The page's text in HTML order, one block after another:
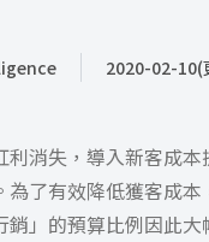
2020-02-10(
利消失，導入新客成
為了有效降低獲客成
銷」的預算比例因此